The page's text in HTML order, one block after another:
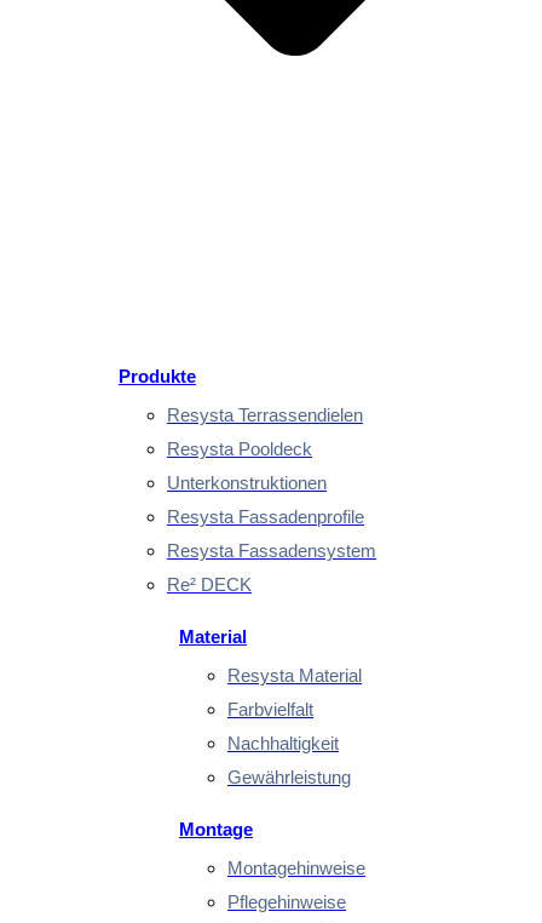
Produkte
Resysta Terrassendielen
Resysta Pooldeck
Unterkonstruktionen
Resysta Fassadenprofile
Resysta Fassadensystem
Re² DECK
Material
Resysta Material
Farbvielfalt
Nachhaltigkeit
Gewährleistung
Montage
Montagehinweise
Pflegehinweise